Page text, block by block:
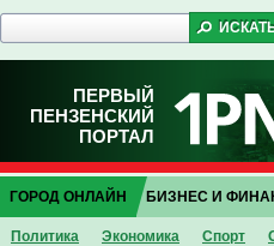
ПЕРВЫЙ
ПЕНЗЕНСКИЙ
ПОРТАЛ
ГОРОД ОНЛАЙН
Политика Экономика Спорт
БИЗНЕС И